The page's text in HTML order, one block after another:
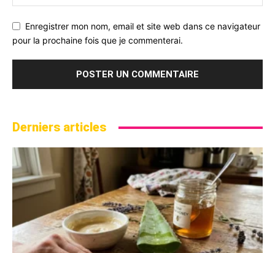
Enregistrer mon nom, email et site web dans ce navigateur
pour la prochaine fois que je commenterai.
Derniers articles